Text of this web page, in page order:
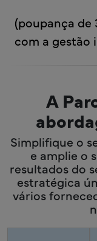
(poupança de
com a gestão
A
Simplifique o
e amplie o
resultados do
estratégica
vários